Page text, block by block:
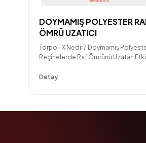
DOYMAMIŞ POLYESTER
ÖMRÜ UZATICI
Torpol-X Nedir? Doymamış
Reçinelerde Raf Ömrünü Uzatan
Detay